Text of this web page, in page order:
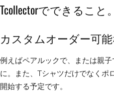
Tcollectorでできること。
カスタムオーダー可
例えばペアルックで、または親
に。また、Tシャツだけでなくポ
開始する予定です。